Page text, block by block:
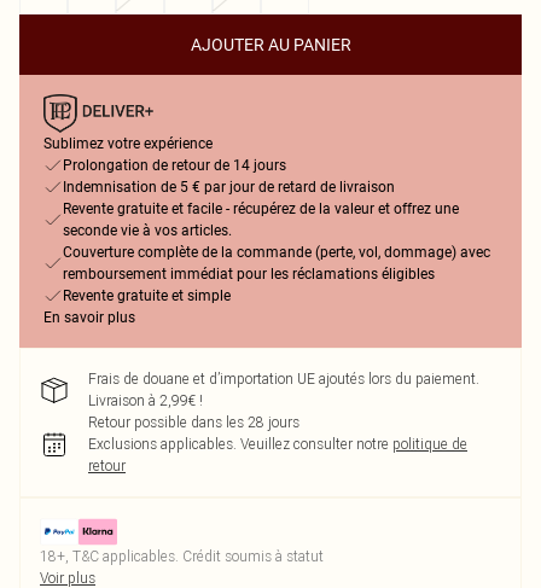
AJOUTER AU PANIER
Sublimez votre expérience
Prolongation de retour de 14 jours
Indemnisation de 5 € par jour de retard de livraison
Revente gratuite et facile - récupérez de la valeur et offrez une
seconde vie à vos articles.
Couverture complète de la commande (perte, vol, dommage) avec
remboursement immédiat pour les réclamations éligibles
Revente gratuite et simple
En savoir plus
Frais de douane et d’importation UE ajoutés lors du paiement.
Livraison à 2,99€ !
Retour possible dans les 28 jours
Exclusions applicables. Veuillez consulter notre politique de
retour
18+, T&C applicables. Crédit soumis à statut
Voir plus